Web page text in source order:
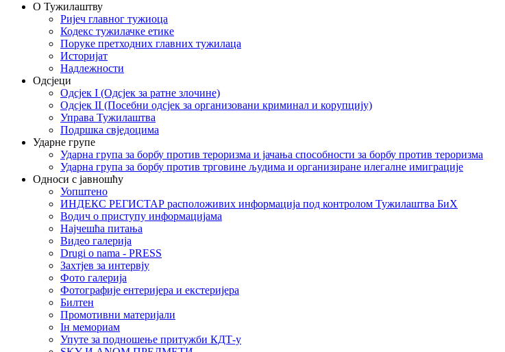
О Тужилаштву
Ријеч главног тужиоца
Кодекс тужилачке етике
Поруке претходних главних тужилаца
Историјат
Надлежности
Одсјеци
Одсјек I (Одсјек за ратне злочине)
Одсјек II (Посебни одсјек за организовани криминал и корупцију)
Управа Тужилаштва
Подршка свједоцима
Ударне групе
Ударна група за борбу против тероризма и јачања способности за борбу против тероризма
Ударна група за борбу против трговине људима и организиране илегалне имиграције
Односи с јавношћу
Уопштено
ИНДЕКС РЕГИСТАР расположивих информација под контролом Тужилаштва БиХ
Водич о приступу информацијама
Најчешћа питања
Видео галерија
Drugi o nama - PRESS
Захтјев за интервју
Фото галерија
Фотографије ентеријера и екстеријера
Билтен
Промотивни материјали
Iн мемориам
Упуте за подношење притужби КДТ-у